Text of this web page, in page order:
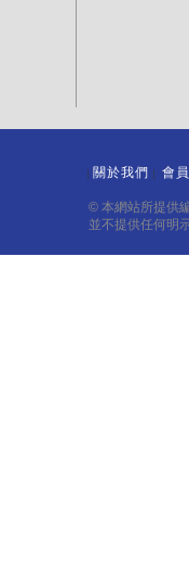
關於我們 會
© 本網站所提供
並不提供任何明